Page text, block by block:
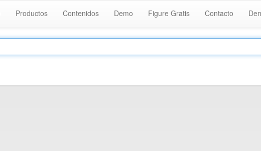
Productos Contenidos Demo Figure Gratis Contacto